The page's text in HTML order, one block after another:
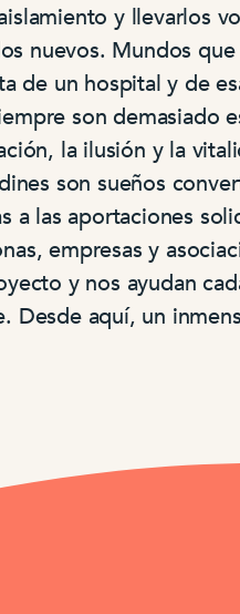
y llevarlos
nuevos. Mundos que
de un hospital y de
son demasiado
la ilusión y la
son sueños
a las aportaciones
empresas y
y nos ayudan
Desde aquí, un